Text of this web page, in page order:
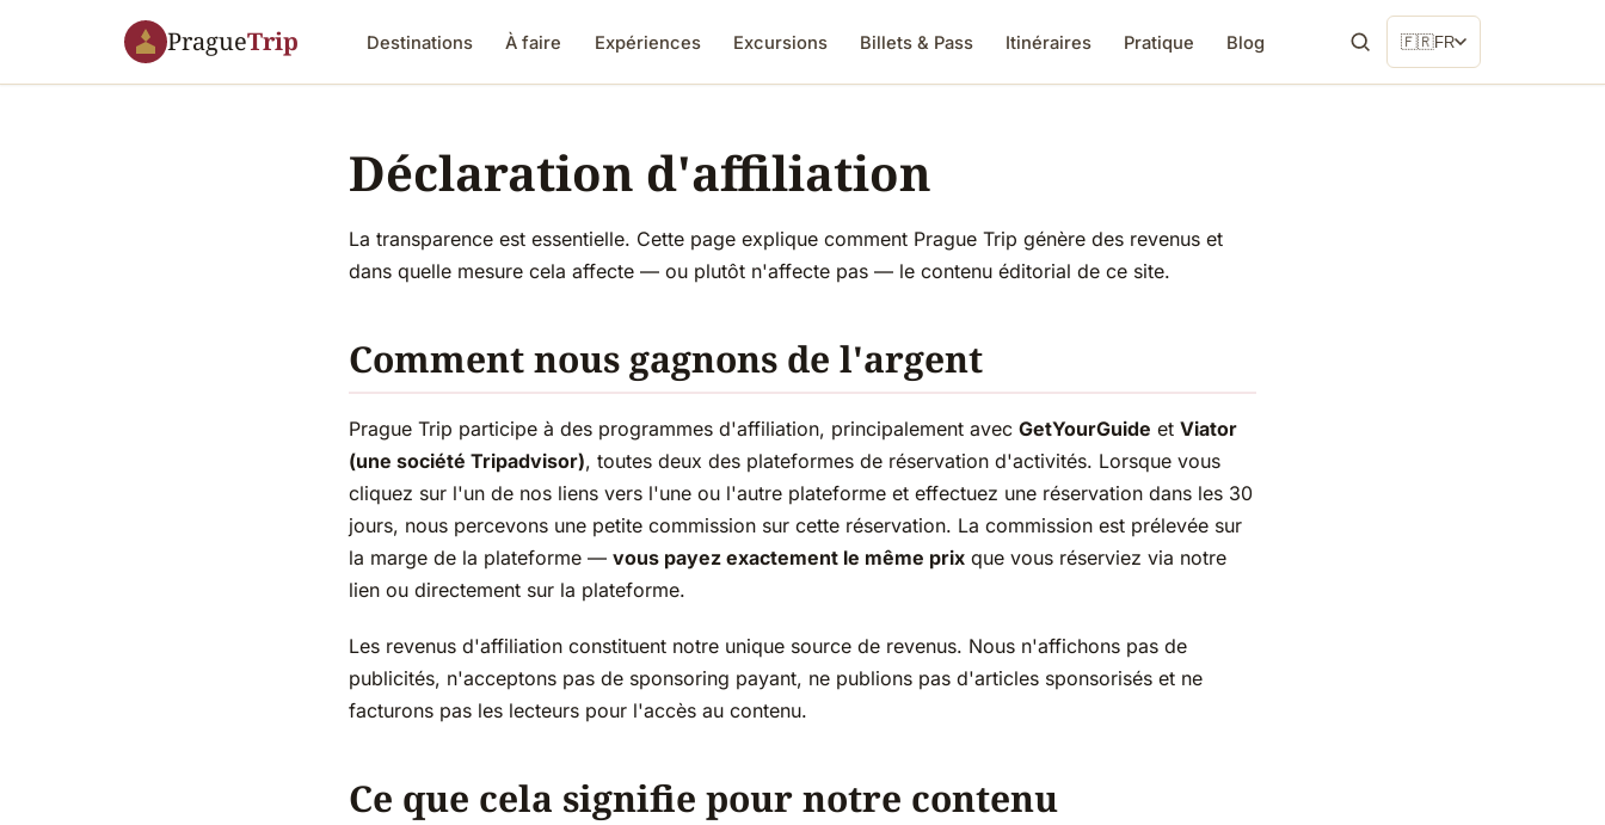
PragueTrip Destinations À faire Expériences Excursions Billets & Pass Itinéraires Pratique Blog 🇫🇷FR
Déclaration d'affiliation
La transparence est essentielle. Cette page explique comment Prague Trip génère des revenus et
dans quelle mesure cela affecte — ou plutôt n'affecte pas — le contenu éditorial de ce site.
Comment nous gagnons de l'argent
Prague Trip participe à des programmes d'affiliation, principalement avec GetYourGuide et Viator
(une société Tripadvisor), toutes deux des plateformes de réservation d'activités. Lorsque vous
cliquez sur l'un de nos liens vers l'une ou l'autre plateforme et effectuez une réservation dans les 30
jours, nous percevons une petite commission sur cette réservation. La commission est prélevée sur
la marge de la plateforme — vous payez exactement le même prix que vous réserviez via notre
lien ou directement sur la plateforme.
Les revenus d'affiliation constituent notre unique source de revenus. Nous n'affichons pas de
publicités, n'acceptons pas de sponsoring payant, ne publions pas d'articles sponsorisés et ne
facturons pas les lecteurs pour l'accès au contenu.
Ce que cela signifie pour notre contenu